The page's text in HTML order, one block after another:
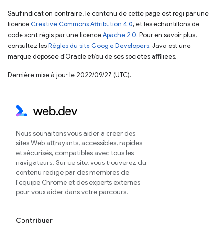
Sauf indication contraire, le contenu de cette page est régi par une
licence Creative Commons Attribution 4.0, et les échantillons de
code sont régis par une licenceApache 2.0. Pour en savoir plus,
consultez lesRègles du site Google Developers. Java est une
marque déposée d'Oracle et/ou de ses sociétés affiliées.
Dernière mise à jour le 2022/09/27 (UTC).
Nous souhaitons vous aider à créer des
sites Web attrayants, accessibles, rapides
et sécurisés, compatibles avec tous les
navigateurs. Sur ce site, vous trouverez du
contenu rédigé par des membres de
l'équipe Chrome et des experts externes
pour vous aider dans votre parcours.
Contribuer